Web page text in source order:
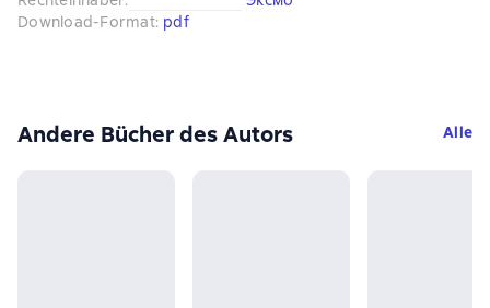
Download-Format: pdf
Andere Bücher des Autors Alle